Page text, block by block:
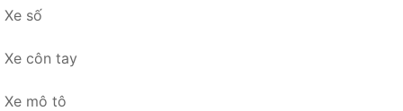
Xe số
Xe côn tay
Xe mô tô